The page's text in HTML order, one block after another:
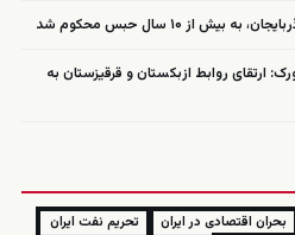
از ۱۰ سال حبس محکوم شد
ارتقای روابط ازبکستان و قرقیزستان به
بحران اقتصادی در ایران
تحریم نفت ایران